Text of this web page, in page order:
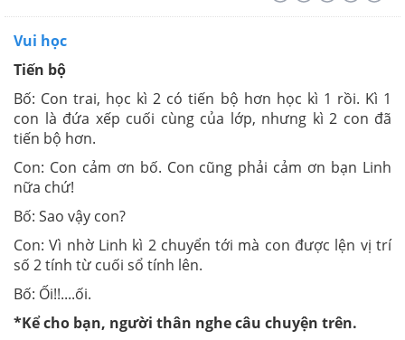
Vui học
Tiến bộ
Bố: Con trai, học kì 2 có tiến bộ hơn học kì 1 rồi. Kì 1
con là đứa xếp cuối cùng của lớp, nhưng kì 2 con đã
tiến bộ hơn.
Con: Con cảm ơn bố. Con cũng phải cảm ơn bạn Linh
nữa chứ!
Bố: Sao vậy con?
Con: Vì nhờ Linh kì 2 chuyển tới mà con được lện vị trí
số 2 tính từ cuối sổ tính lên.
Bố: Ối!!....ối.
*Kể cho bạn, người thân nghe câu chuyện trên.